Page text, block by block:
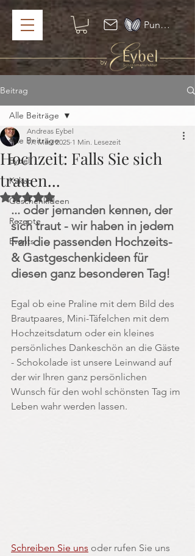
Punkte ansehen
Beitrag
Alle Beiträge
Eybel
Kakao
Geschenkideen
Rezepte
Events
Alle Beiträge
Hochzeit: Falls Sie sich
trauen...
Andreas Eybel
17. März 2025 1 Min. Lesezeit
Mit NaN von 5 Sternen bewertet.
... oder jemanden kennen, der
sich traut - wir haben in jedem
Fall die passenden Hochzeits-
& Gastgeschenkideen für
diesen ganz besonderen Tag!
Egal ob eine Praline mit dem Bild des
Brautpaares, Mini-Täfelchen mit dem
Hochzeitsdatum oder ein kleines
persönliches Dankeschön an die Gäste
- Schokolade ist unsere Leinwand auf
der wir Ihren ganz persönlichen
Wunsch für den wohl schönsten Tag im
Leben wahr werden lassen.
Schreiben Sie uns oder rufen Sie uns